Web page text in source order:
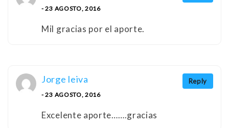
- 23 AGOSTO, 2016
Mil gracias por el aporte.
Reply
Jorge leiva
- 23 AGOSTO, 2016
Excelente aporte…….gracias